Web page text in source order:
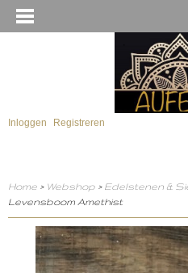
Inloggen Registreren
Home > Webshop > Edelstenen &
Levensboom Amethist